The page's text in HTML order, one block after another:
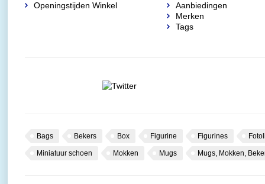
Openingstijden Winkel
Aanbiedingen
Merken
Tags
Bags Bekers Box Figurine Figurines
Miniatuur schoen Mokken Mugs Mugs, Mokken,